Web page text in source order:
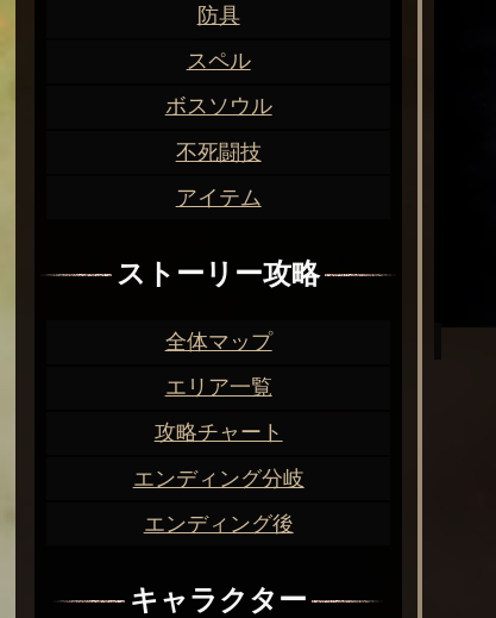
防具
スペル
ボスソウル
不死闘技
アイテム
ストーリー攻略
全体マップ
エリア一覧
攻略チャート
エンディング分岐
エンディング後
キャラクター